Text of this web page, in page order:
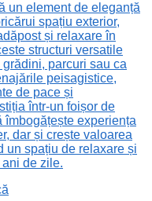
un element de eleganță
spațiu exterior,
și relaxare în
structuri versatile
parcuri sau ca
peisagistice,
de pace și
într-un foișor de
îmbogățește experiența
dar și crește valoarea
un spațiu de relaxare și
de zile.